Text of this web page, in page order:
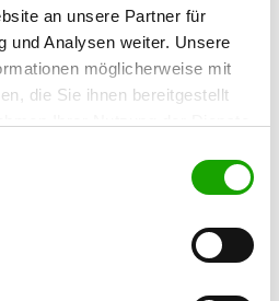
an unsere Partner für
und Analysen weiter. Unsere
möglicherweise mit
die Sie ihnen bereitgestellt
Webseite weiterhin nutzen.
Details